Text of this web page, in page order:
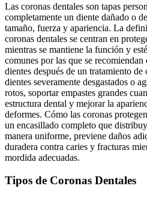
Las coronas dentales son tapas
completamente un diente dañado o
tamaño, fuerza y apariencia. La
coronas dentales se centran en
mientras se mantiene la función y
comunes por las que se
dientes después de un tratamiento
dientes severamente desgastados o
rotos, soportar empastes grandes
estructura dental y mejorar la
deformes. Cómo las coronas
un encasillado completo que
manera uniforme, previene daños
duradera contra caries y fracturas
mordida adecuadas.
Tipos de Coronas Dentales